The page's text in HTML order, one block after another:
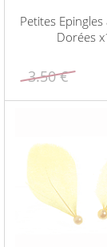
Petites
Dorées
3.50 €